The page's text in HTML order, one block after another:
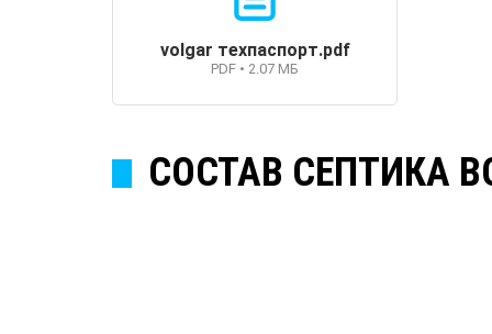
volgar техпаспорт.pdf
PDF • 2.07 МБ
СОСТАВ СЕПТИКА